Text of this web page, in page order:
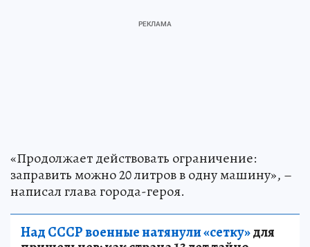
«Продолжает действовать ограничение:
заправить можно 20 литров в одну машину», –
написал глава города-героя.
Над СССР военные натянули «сетку»для